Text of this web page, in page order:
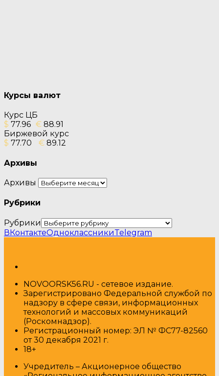
Курсы валют
Курс ЦБ
$ 77.96 € 88.91
Биржевой курс
$ 77.70 € 89.12
Архивы
Архивы
Рубрики
Рубрики
ВКонтактеОдноклассникиTelegram
NOVOORSK56.RU - сетевое издание.
Зарегистрировано Федеральной службой по
надзору в сфере связи, информационных
технологий и массовых коммуникаций
(Роскомнадзор).
Регистрационный номер: ЭЛ № ФС77-82560
от 30 декабря 2021 г.
18+
Учредитель – Акционерное общество